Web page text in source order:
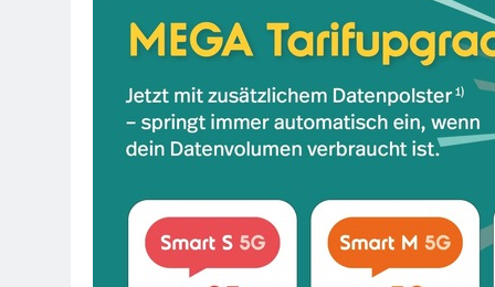
7. August 2026
POL-OH:
7. August 2026
HZA-F:
Durch
7. August 2026
7. August 2026
6. August 2026